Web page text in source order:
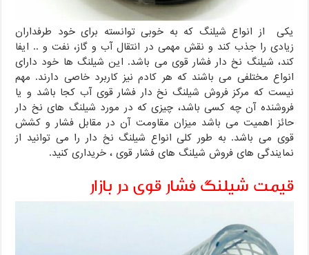
یکی از انواع شیلنگ که به خوبی توانسته برای خود طرفداران
زیادی را جذب کند و نقش مهمی در انتقال آب و گاز، نفت و .. ایفا
کند، شیلنگ نخ دار فشار قوی می باشد. این شیلنگ ها خود دارای
انواع مختلفی می باشند که هر کادم نیز کاربرد خاصی دارند. مهم
نیست که مرکز فروش شیلنگ نخ دار فشار قوی آب کجا باشد و یا
فروشنده آن چه کسی باشد، چیزی که در مورد شیلنگ های نخ دار
حائز اهمیت می باشد میزان مقاومت آن در مقابل فشار و کشش
قوی می باشد. به طور کلی انواع شیلنگ نخ دار را می توانید از
نمایندگی های فروش شیلنگ های فشار قوی ، خریداری کنید.
قیمت شیلنگ فشار قوی در بازار